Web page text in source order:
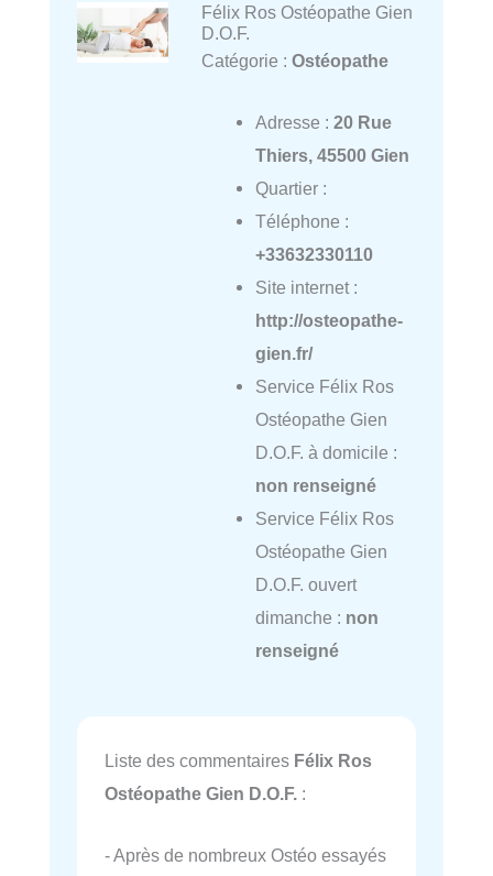
Félix Ros Ostéopathe Gien
D.O.F.
Catégorie : Ostéopathe
Adresse : 20 Rue
Thiers, 45500 Gien
Quartier :
Téléphone :
+33632330110
Site internet :
http://osteopathe-
gien.fr/
Service Félix Ros
Ostéopathe Gien
D.O.F. à domicile :
non renseigné
Service Félix Ros
Ostéopathe Gien
D.O.F. ouvert
dimanche : non
renseigné
Liste des commentaires Félix Ros
Ostéopathe Gien D.O.F. :
- Après de nombreux Ostéo essayés